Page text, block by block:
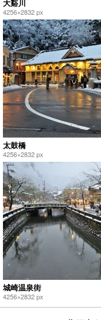
大谿川
4256×2832 px
太鼓橋
4256×2832 px
城崎温泉街
4256×2832 px